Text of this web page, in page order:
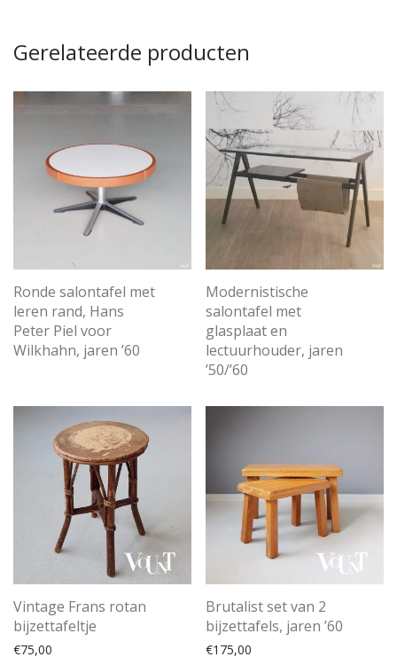
Gerelateerde producten
Ronde salontafel met
leren rand, Hans
Peter Piel voor
Wilkhahn, jaren ’60
Modernistische
salontafel met
glasplaat en
lectuurhouder, jaren
’50/’60
Vintage Frans rotan
bijzettafeltje
€75,00
Brutalist set van 2
bijzettafels, jaren ’60
€175,00